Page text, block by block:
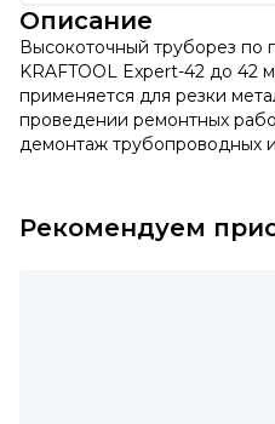
Описание
Высокоточный труборез по
KRAFTOOL Expert-42 до 42
применяется для резки
проведении ремонтных
демонтаж трубопроводных
Рекомендуем